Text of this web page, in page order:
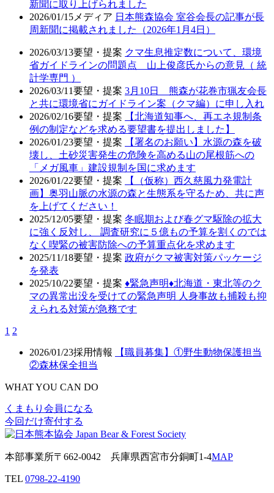
新聞に取り上げられました
2026/01/15 メディア 日本熊森協会 室谷会長の記事が長
周新聞に掲載されました（2026年1月4日）
2026/03/13要望・提案 クマ生息推定数について、環境
省ガイドラインの問題点 山上俊彦氏からの意見（ 統
計学専門 ）
2026/03/11要望・提案 3月10日 熊森が花巻市猟友会長
と共に環境省にガイドライン案（クマ編）に申し入れ
2026/02/16要望・提案
【北海道知事へ、再エネ規制条
例の制定などを求める要望書を提出しました】
2026/01/23要望・提案
【署名のお願い】水源の森を破
壊し、土砂災害発生の危険を高める山の尾根筋への
「メガ風車」建設規制を国に求めます
2026/01/22要望・提案
【（仮称）西久慈風力発電計
画】奥羽山脈の水源の森と生態系を守るため、共に声
を上げてください！
2025/12/05要望・提案 冬眠期および春グマ駆除の拡大
に強く反対し、 調査研究に５億もの予算を割くのでは
なく喫緊の被害防除への予算重点化を求めます
2025/11/18要望・提案 政府がクマ被害対策パッケージ
を発表
2025/10/22要望・提案 ♦️緊急声明♦️北海道・東北等のク
マの異常出没を受けての緊急声明 人身事故も捕殺も抑
えられる対策が急務です
1 2
2026/01/23採用情報
【職員募集】①野生動物保護担当
②森林保全担当
WHAT YOU CAN DO
くまもり会員になる
今回だけ寄付する
本部事業所〒662-0042 兵庫県西宮市分銅町1-4MAP
TEL 0798-22-4190